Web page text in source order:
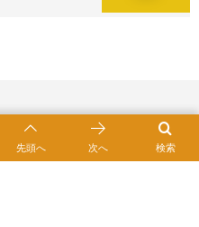
検索
先頭へ 次へ